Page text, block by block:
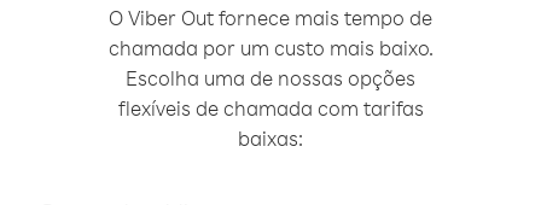
O Viber Out fornece mais tempo de
chamada por um custo mais baixo.
Escolha uma de nossas opções
flexíveis de chamada com tarifas
baixas: